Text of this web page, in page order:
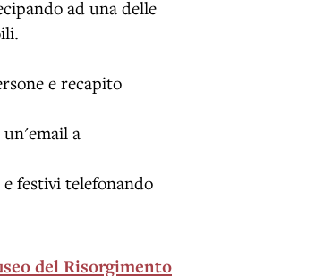
ad una delle
e recapito
a
festivi telefonando
del Risorgimento